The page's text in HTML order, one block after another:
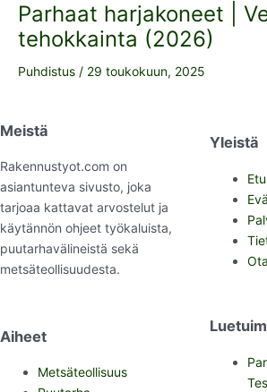
Parhaat harjakoneet |
tehokkainta (2026)
Puhdistus / 29 toukokuun, 2025
Meistä
Rakennustyot.com on
asiantunteva sivusto, joka
tarjoaa kattavat arvostelut ja
käytännön ohjeet työkaluista,
puutarhavälineistä sekä
metsäteollisuudesta.
Yleistä
Aiheet
Metsäteollisuus